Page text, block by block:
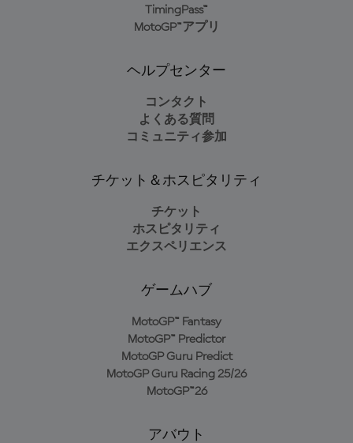
TimingPass™
MotoGP™アプリ
ヘルプセンター
コンタクト
よくある質問
コミュニティ参加
チケット＆ホスピタリティ
チケット
ホスピタリティ
エクスペリエンス
ゲームハブ
MotoGP™ Fantasy
MotoGP™ Predictor
MotoGP Guru Predict
MotoGP Guru Racing 25/26
MotoGP™26
アバウト